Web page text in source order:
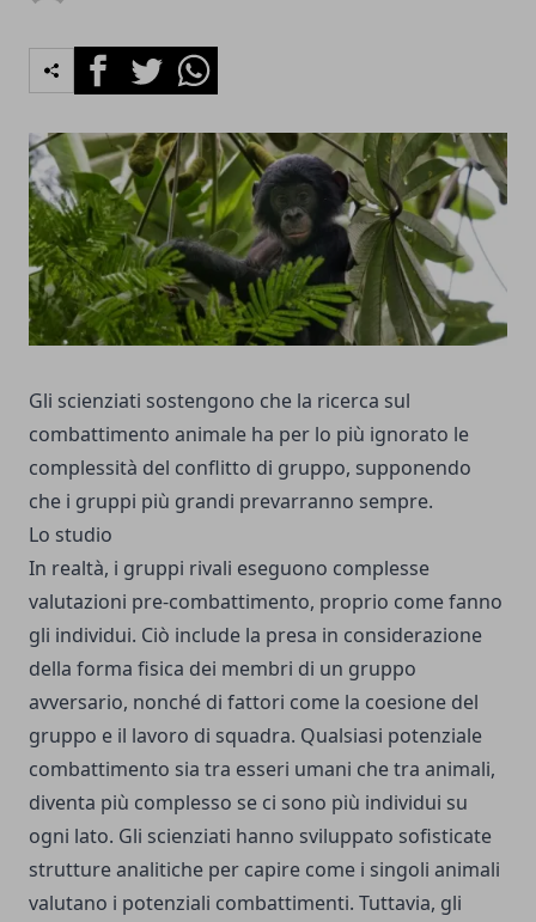
FacebookTwitterWhatsapp
Gli scienziati sostengono che la ricerca sul
combattimento animale ha per lo più ignorato le
complessità del conflitto di gruppo, supponendo
che i gruppi più grandi prevarranno sempre.
Lo studio
In realtà, i gruppi rivali eseguono complesse
valutazioni pre-combattimento, proprio come fanno
gli individui. Ciò include la presa in considerazione
della forma fisica dei membri di un gruppo
avversario, nonché di fattori come la coesione del
gruppo e il lavoro di squadra. Qualsiasi potenziale
combattimento sia tra esseri umani che tra animali,
diventa più complesso se ci sono più individui su
ogni lato. Gli scienziati hanno sviluppato sofisticate
strutture analitiche per capire come i singoli animali
valutano i potenziali combattimenti. Tuttavia, gli